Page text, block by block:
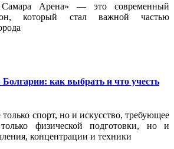
Самара Арена» — это современный
который стал важной частью
Болгарии: как выбрать и что учесть
спорт, но и искусство, требующее
физической подготовки, но и
концентрации и техники